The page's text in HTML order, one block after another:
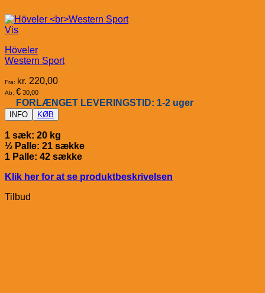
Vis
Höveler
Western Sport
Fra: kr. 220,00
Ab: € 30,00
FORLÆNGET LEVERINGSTID: 1-2 uger
INFO KØB
1 sæk: 20 kg
½ Palle: 21 sække
1 Palle: 42 sække
Klik her for at se produktbeskrivelsen
Tilbud